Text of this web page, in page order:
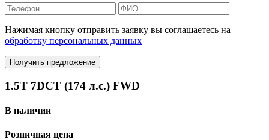
Нажимая кнопку отправить заявку вы соглашаетесь на
обработку персональных данных
Получить предложение
1.5T 7DCT (174 л.с.) FWD
В наличии
Розничная цена